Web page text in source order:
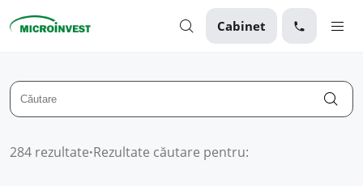
Cabinet
Personal
Business
Despre Microinvest
284 rezultate·Rezultate căutare pentru: